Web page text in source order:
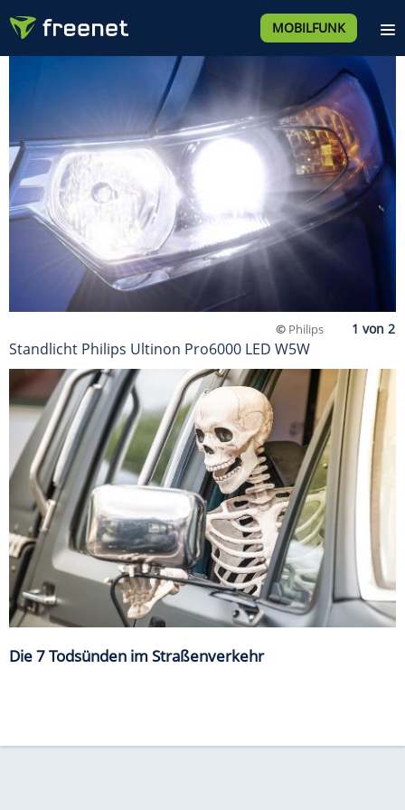
MOBILFUNK
© Philips
Standlicht Philips Ultinon Pro6000 LED W5W
Die 7 Todsünden im Straßenverkehr